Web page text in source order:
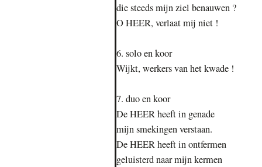
die steeds mijn ziel benauwen ?
O HEER, verlaat mij niet !
6. solo en koor
Wijkt, werkers van het kwade !
7. duo en koor
De HEER heeft in genade
mijn smekingen verstaan.
De HEER heeft in ontfermen
geluisterd naar mijn kermen